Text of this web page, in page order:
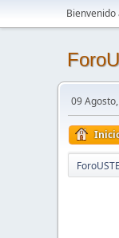
Bienvenido
09